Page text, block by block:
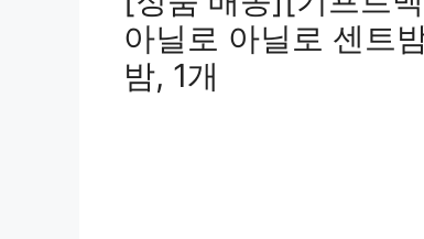
아닐로 아닐로 센트
밤, 1개